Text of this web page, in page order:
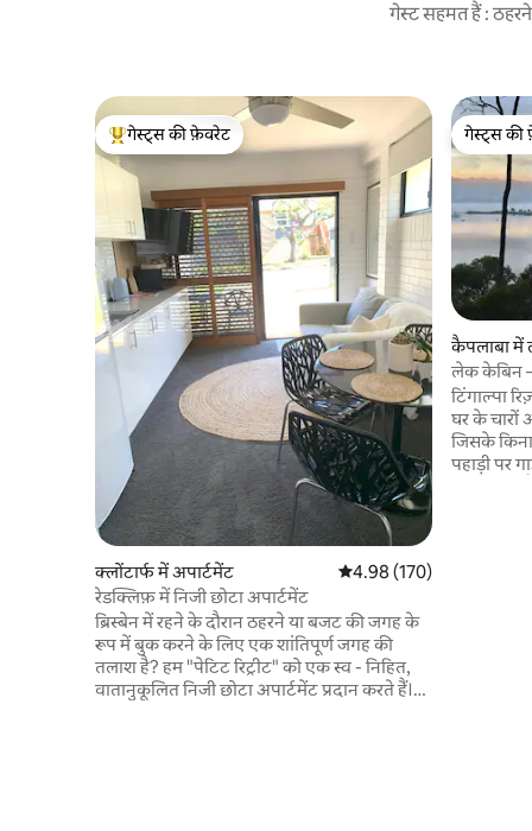
गेस्ट सहमत हैं :
गेस्ट्स का टॉप फ़ेवरेट
गेस्ट्स की फ़ेवरेट
क्लोंटार्फ में अपार्टमेंट औसत रेटिंग 5 में से 4.98, 170
4.98 (170)
रेडक्लिफ़ में निजी छोटा अपार्टमेंट
ब्रिस्बेन में रहने के दौरान ठहरने या बजट की जगह के
रूप में बुक करने के लिए एक शांतिपूर्ण जगह की
तलाश है? हम "पेटिट रिट्रीट" को एक स्व - निहित,
वातानुकूलित निजी छोटा अपार्टमेंट प्रदान करते हैं।
गेस्ट्स की
गेस्ट्स की
कैपलाबा में
लेक केबिन
टिंगाल्पा
घर के चारों
जिसके
पहाड़ी पर